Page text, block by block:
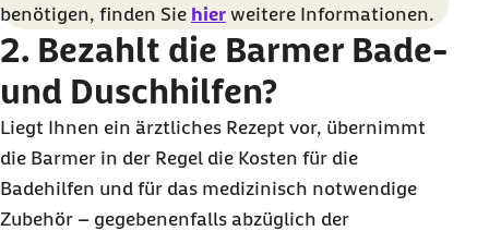
benötigen, finden Sie hier weitere Informationen.
2. Bezahlt die Barmer Bade-
und Duschhilfen?
Liegt Ihnen ein ärztliches Rezept vor, übernimmt
die Barmer in der Regel die Kosten für die
Badehilfen und für das medizinisch notwendige
Zubehör – gegebenenfalls abzüglich der